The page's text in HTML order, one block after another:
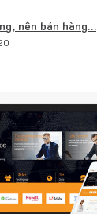
nên bán hàng…